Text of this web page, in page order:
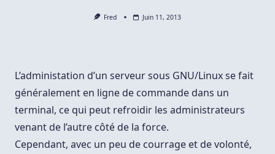
Fred Juin 11, 2013
L’administation d’un serveur sous GNU/Linux se fait
généralement en ligne de commande dans un
terminal, ce qui peut refroidir les administrateurs
venant de l’autre côté de la force.
Cependant, avec un peu de courrage et de volonté,